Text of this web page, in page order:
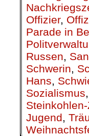
Offizier,
Parade in
Russen,
Schwerin,
Hans,
Sozialismus,
Jugend,